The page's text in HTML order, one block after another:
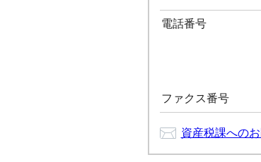
電話番号
ファクス番号
資産税課への